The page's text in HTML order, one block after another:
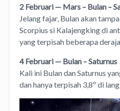
2 Februari — Mars – Bulan –
Jelang fajar, Bulan akan
Scorpius si Kalajengking di
yang terpisah beberapa
4 Februari — Bulan – Saturnus
Kali ini Bulan dan Saturnus
dan hanya terpisah 3,8º di